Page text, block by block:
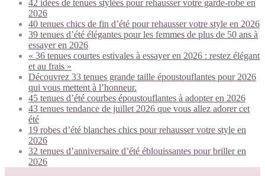
42 idées de tenues stylées pour rehausser votre garde-robe en
2026
40 tenues chics de fin d’été pour rehausser votre style en 2026
39 tenues d’été élégantes pour les femmes de plus de 50 ans à
essayer en 2026
« 36 tenues courtes estivales à essayer en 2026 : restez élégant
et au frais »
Découvrez 33 tenues grande taille époustouflantes pour 2026
qui vous mettent à l’honneur.
45 tenues d’été courbes époustouflantes à adopter en 2026
43 tenues tendance de juillet 2026 que vous allez adorer cet
été
19 robes d’été blanches chics pour rehausser votre style en
2026
32 tenues d’anniversaire d’été éblouissantes pour briller en
2026